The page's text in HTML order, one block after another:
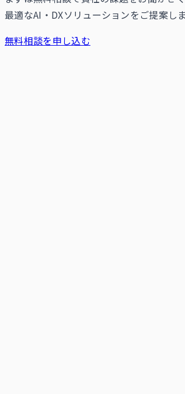
最適なAI・DXソリューションをご提案しま
無料相談を申し込む